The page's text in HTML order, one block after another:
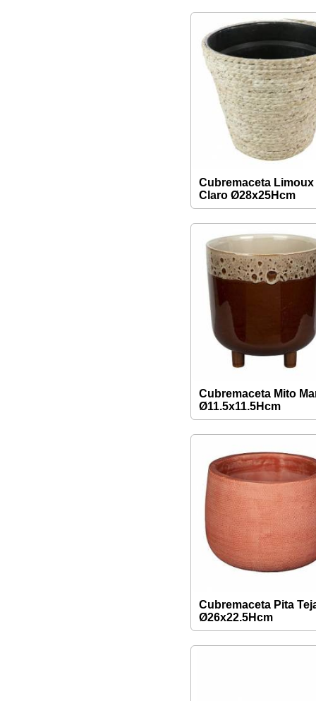
Cubremaceta Limoux
Claro Ø28x25Hcm
Cubremaceta Mito
Ø11.5x11.5Hcm
Cubremaceta Pita
Ø26x22.5Hcm